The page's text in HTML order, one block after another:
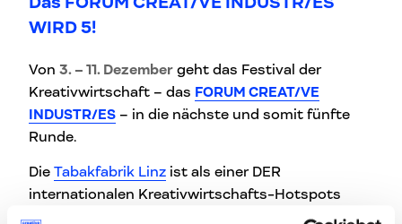
WIRD 5!
Von 3. – 11. Dezember geht das Festival der
Kreativwirtschaft – das FORUM CREAT/VE
INDUSTR/ES – in die nächste und somit fünfte
Runde.
Die Tabakfabrik Linz ist als einer DER
internationalen Kreativwirtschafts-Hotspots
Thema und Location der 5. Festival-Ausgabe: